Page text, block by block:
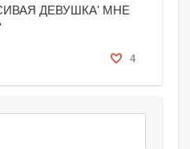
4
ДЕВУШКА' МНЕ